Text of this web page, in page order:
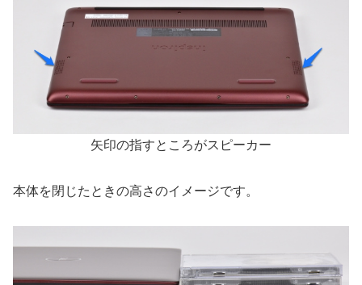
矢印の指すところがスピーカー
本体を閉じたときの高さのイメージです。